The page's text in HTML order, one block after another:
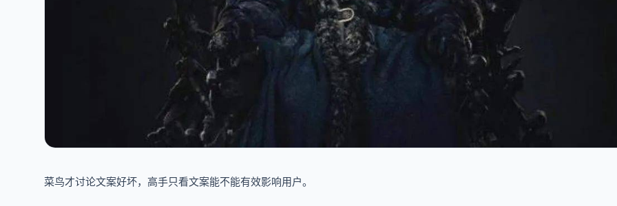
菜鸟才讨论文案好坏，高手只看文案能不能有效影响用户。